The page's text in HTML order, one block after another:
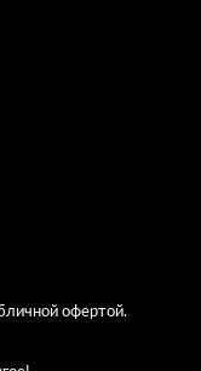
офертой.